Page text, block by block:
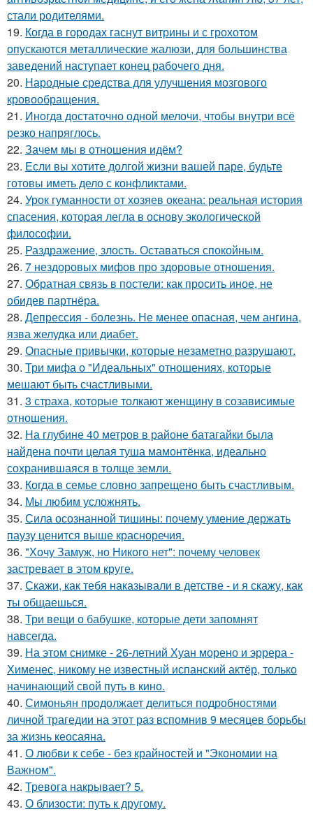
стали родителями.
19. Когда в городах гаснут витрины и с грохотом
опускаются металлические жалюзи, для большинства
заведений наступает конец рабочего дня.
20. Народные средства для улучшения мозгового
кровообращения.
21. Инoгдa достаточно одной мелочи, чтобы внутри всё
резко напряглось.
22. Зачем мы в отношения идём?
23. Eсли вы хотите долгой жизни вашей паре, будьте
готовы иметь дело с конфликтами.
24. Урок гуманности от хозяев океана: реальная история
спасения, которая легла в основу экологической
философии.
25. Раздражение, злость. Оставаться спокойным.
26. 7 нездоровых мифов про здоровые отношения.
27. Обратная связь в постели: как просить иное, не
обидев партнёра.
28. Депрессия - болезнь. Не менее опасная, чем ангина,
язва желудка или диабет.
29. Опасные привычки, которые незаметно разрушают.
30. Три мифа о "Идеальных" отношениях, которые
мешают быть счастливыми.
31. 3 страха, которые толкают женщину в созависимые
отношения.
32. На глубине 40 метров в районе батагайки была
найдена почти целая туша мамонтёнка, идеально
сохранившаяся в толще земли.
33. Когда в семье словно запрещено быть счастливым.
34. Мы любим усложнять.
35. Сила осознанной тишины: почему умение держать
паузу ценится выше красноречия.
36. "Хочу Замуж, но Никого нет": почему человек
застревает в этом круге.
37. Скажи, как тебя наказывали в детстве - и я скажу, как
ты общаешься.
38. Три вещи о бабушке, которые дети запомнят
навсегда.
39. На этом снимке - 26-летний Хуан морено и эррера -
Хименес, никому не известный испанский актёр, только
начинающий свой путь в кино.
40. Симоньян продолжает делиться подробностями
личной трагедии на этот раз вспомнив 9 месяцев борьбы
за жизнь кеосаяна.
41. О любви к себе - без крайностей и "Экономии на
Важном".
42. Тревога накрывает? 5.
43. О близости: путь к другому.